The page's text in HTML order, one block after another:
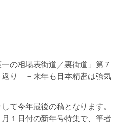
の相場表街道／裏街道」第７
り －来年も日本精密は強気
て今年最後の稿となります。
１日付の新年号特集で、筆者